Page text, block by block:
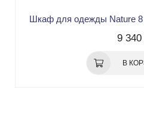
Шкаф для одежды Nature 8
9
В